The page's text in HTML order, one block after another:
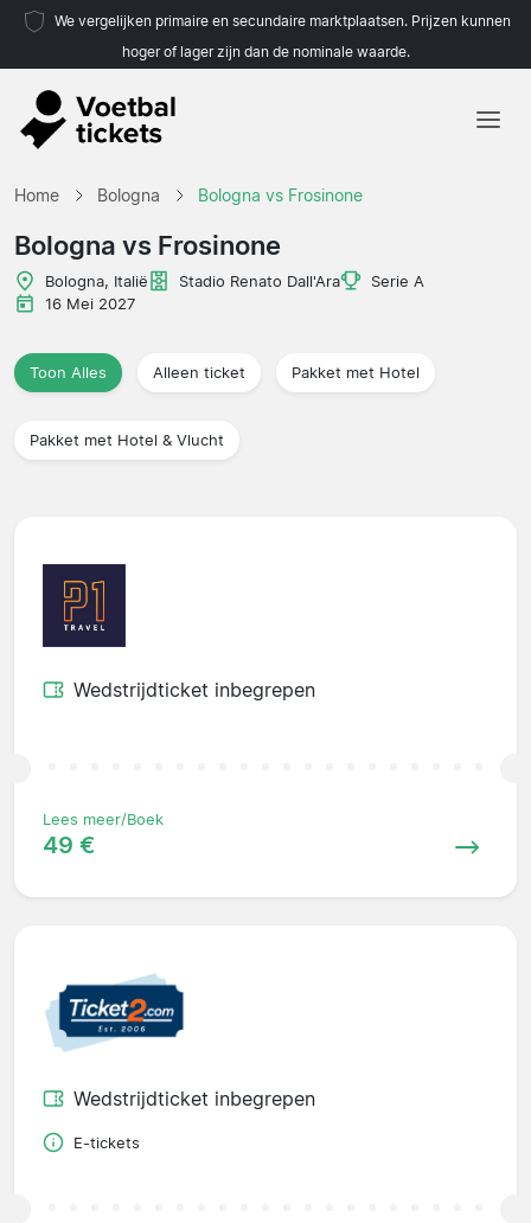
We vergelijken primaire en secundaire marktplaatsen. Prijzen kunnen
hoger of lager zijn dan de nominale waarde.
Home Bologna Bologna vs Frosinone
Bologna vs Frosinone
Bologna, Italië Stadio Renato Dall'Ara
Serie A
16 Mei 2027
Toon Alles Alleen ticket Pakket met Hotel
Pakket met Hotel & Vlucht
Wedstrijdticket inbegrepen
Lees meer/Boek
49 €
Wedstrijdticket inbegrepen
E-tickets